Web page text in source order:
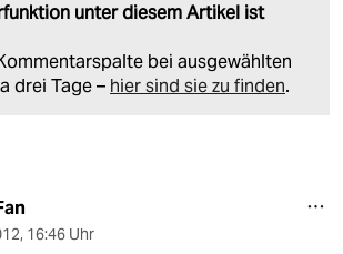
unter diesem Artikel ist
bei ausgewählten
drei Tage – hier sind sie zu finden.
, 16:46 Uhr